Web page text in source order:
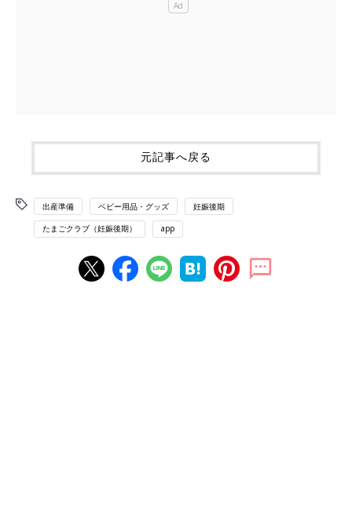
元記事へ戻る
出産準備 ベビー用品・グッズ 妊娠後期
たまごクラブ（妊娠後期） app